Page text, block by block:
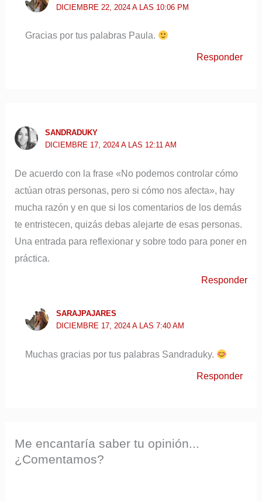
DICIEMBRE 22, 2024 A LAS 10:06 PM
Gracias por tus palabras Paula.
Responder
SANDRADUKY
DICIEMBRE 17, 2024 A LAS 12:11 AM
De acuerdo con la frase «No podemos controlar cómo
actúan otras personas, pero si cómo nos afecta», hay
mucha razón y en que si los comentarios de los demás
te entristecen, quizás debas alejarte de esas personas.
Una entrada para reflexionar y sobre todo para poner en
práctica.
Responder
SARAJPAJARES
DICIEMBRE 17, 2024 A LAS 7:40 AM
Muchas gracias por tus palabras Sandraduky.
Responder
Me encantaría saber tu opinión...
¿Comentamos?